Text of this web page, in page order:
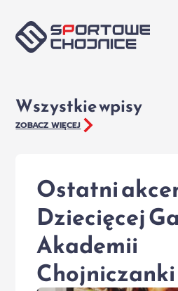
Wszystkie wpisy
ZOBACZ WIĘCEJ
Ostatni
Dziecięcej
Akademii